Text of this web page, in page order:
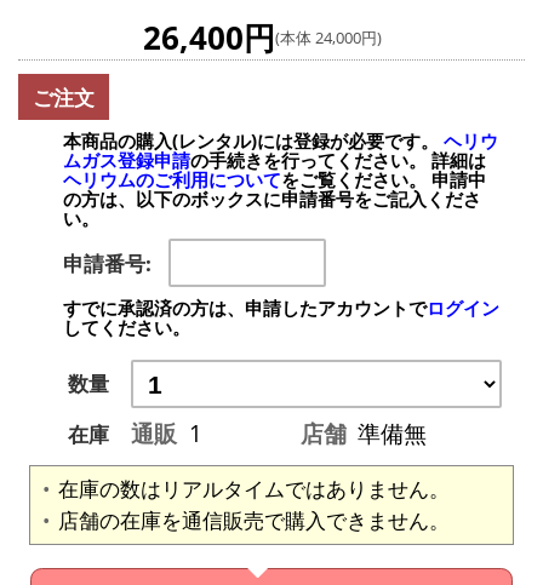
26,400円(本体 24,000円)
ご注文
本商品の購入(レンタル)には登録が必要です。ヘリウ
ムガス登録申請の手続きを行ってください。 詳細は
ヘリウムのご利用についてをご覧ください。 申請中
の方は、以下のボックスに申請番号をご記入くださ
い。
申請番号:
すでに承認済の方は、申請したアカウントでログイン
してください。
数量
在庫
通販 1 店舗 準備無
在庫の数はリアルタイムではありません。
店舗の在庫を通信販売で購入できません。